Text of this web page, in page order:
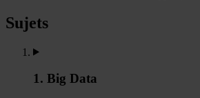
Sujets
1. Big Data